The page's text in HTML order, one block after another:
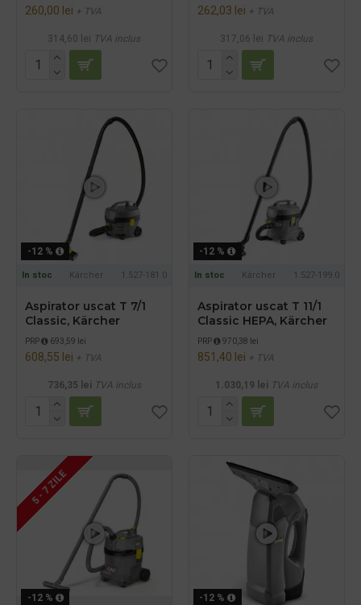
260,00 lei + TVA
314,60 lei TVA inclus
262,03 lei + TVA
317,06 lei TVA inclus
-12 %
In stoc Kärcher 1.527-181.0
Aspirator uscat T 7/1
Classic, Kärcher
PRP 693,59 lei
608,55 lei + TVA
736,35 lei TVA inclus
-12 %
In stoc Kärcher 1.527-199.0
Aspirator uscat T 11/1
Classic HEPA, Kärcher
PRP 970,38 lei
851,40 lei + TVA
1.030,19 lei TVA inclus
-12 %
5 - 7 ZILE
-12 %